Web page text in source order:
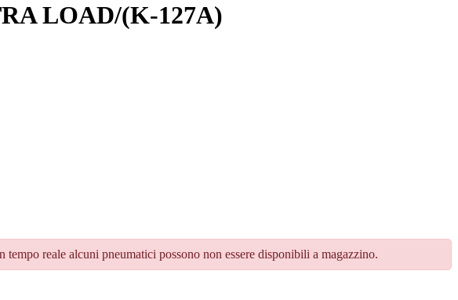
LOAD/(K-127A)
reale alcuni pneumatici possono non essere disponibili a magazzino.